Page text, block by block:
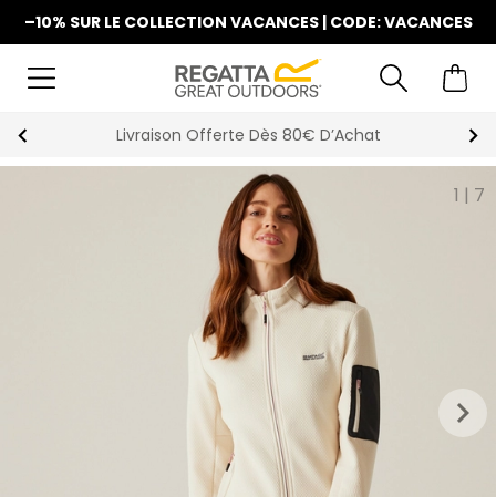
–10% SUR LE COLLECTION VACANCES | CODE: VACANCES
Livraison Offerte Dès 80€ D’Achat
1 | 7
keyboard_arrow_right